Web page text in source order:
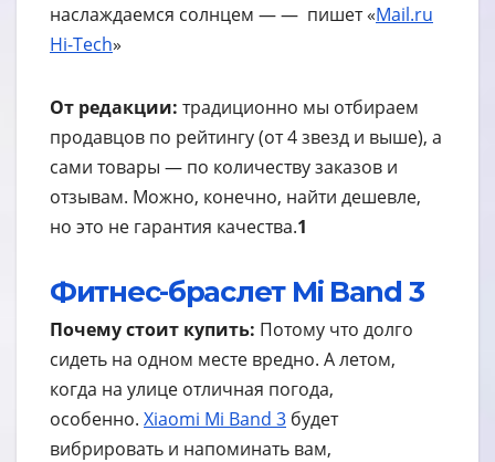
наслаждаемся солнцем — — пишет «Mail.ru
Hi-Tech»
От редакции: традиционно мы отбираем
продавцов по рейтингу (от 4 звезд и выше), а
сами товары — по количеству заказов и
отзывам. Можно, конечно, найти дешевле,
но это не гарантия качества.1
Фитнес-браслет Mi Band 3
Почему стоит купить: Потому что долго
сидеть на одном месте вредно. А летом,
когда на улице отличная погода,
особенно. Xiaomi Mi Band 3 будет
вибрировать и напоминать вам,